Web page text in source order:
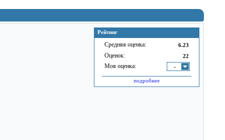
Рейтинг
Средняя оценка: 6.23
Оценок: 22
Моя оценка: -
подробнее